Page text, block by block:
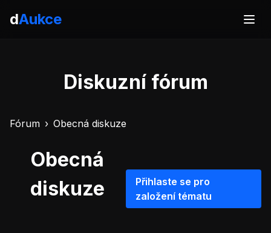
dAukce
Diskuzní fórum
Fórum › Obecná diskuze
Obecná
diskuze
Přihlaste se pro
založení tématu